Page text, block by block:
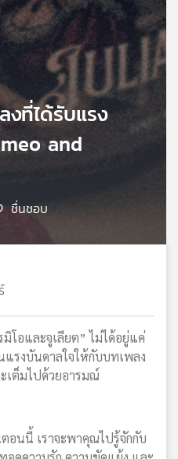
งที่ได้รับแรง
and
ชื่นชอบ
มิโอและจูเลียต” ไม่ได้อยู่แค่
รงบันดาลใจให้กับบทเพลง
เต็มไปด้วยอารมณ์
ตอนนี้ เราจะพาคุณไปรู้จักกับ